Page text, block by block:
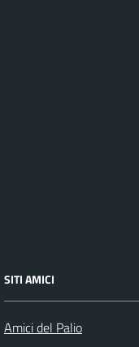
SITI AMICI
Amici del Palio